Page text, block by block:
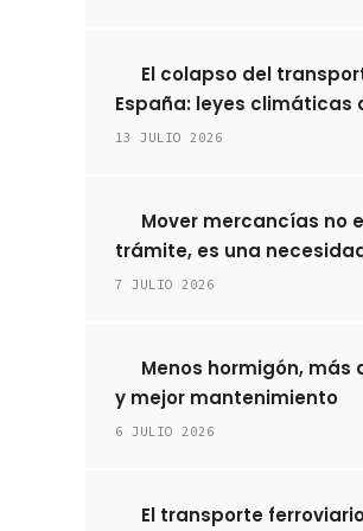
El colapso del
España: leyes climáticas
13 JULIO 2026
Mover mercancías no
trámite, es una
7 JULIO 2026
Menos hormigón, más
y mejor mantenimiento
6 JULIO 2026
El transporte